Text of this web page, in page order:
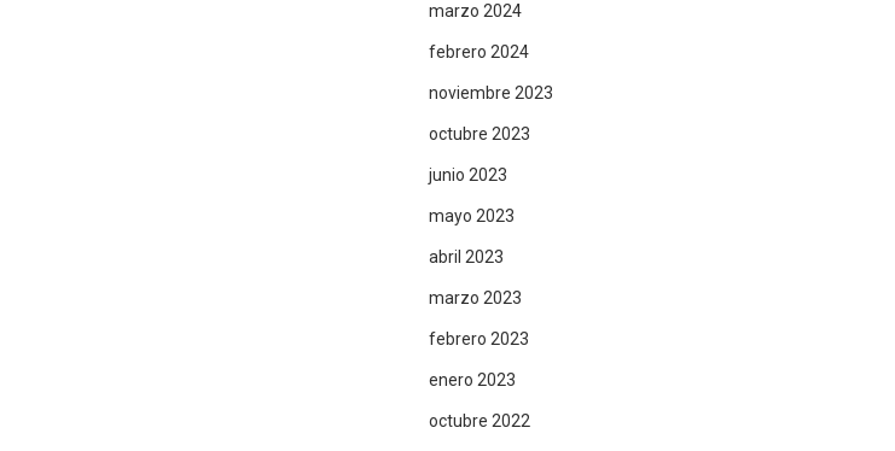
marzo 2024
febrero 2024
noviembre 2023
octubre 2023
junio 2023
mayo 2023
abril 2023
marzo 2023
febrero 2023
enero 2023
octubre 2022